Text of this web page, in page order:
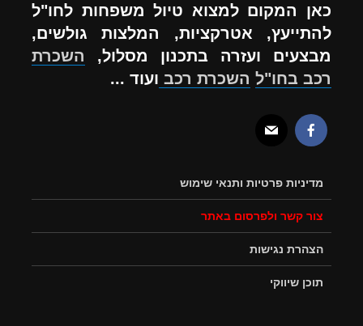
כאן המקום למצוא טיול משפחות לחו"ל
להתייעץ, אטרקציות, המלצות גולשים,
מבצעים ועזרה בתכנון מסלול, השכרת
רכב בחו"ל השכרת רכב ועוד ...
מדיניות פרטיות ותנאי שימוש
צור קשר ולפרסום באתר
הצהרת נגישות
תוכן שיווקי